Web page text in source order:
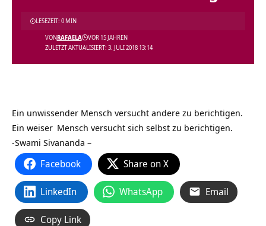
ZULETZT AKTUALISIERT: 3. JULI 2018 13:14
VONRAFAELA VOR 15 JAHREN
LESEZEIT: 0 MIN
Ein unwissender Mensch versucht andere zu berichtigen.
Ein weiser Mensch versucht sich selbst zu berichtigen.
-Swami Sivananda –
Facebook Share on X
LinkedIn WhatsApp Email
Copy Link